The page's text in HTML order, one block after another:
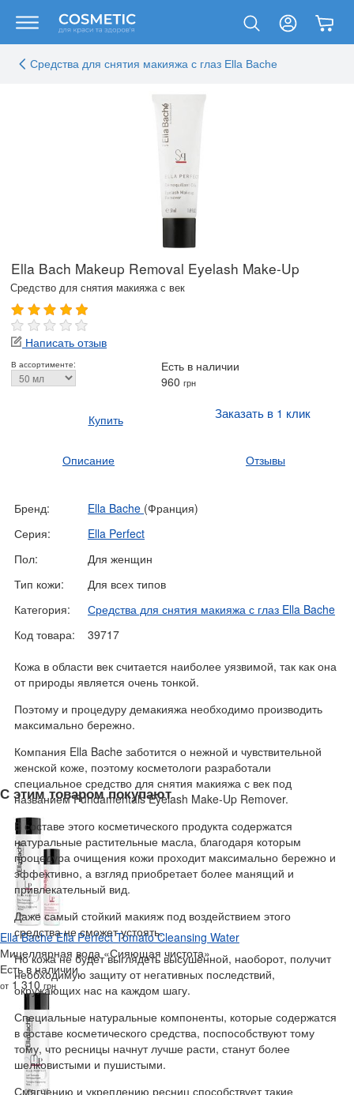
Средства для снятия макияжа с глаз Ella Bache
Ella Bach Makeup Removal Eyelash Make-Up
Средство для снятия макияжа с век
Написать отзыв
В ассортименте:
Есть в наличии
960 грн
Купить Заказать в 1 клик
Описание Отзывы
Бренд: Ella Bache (Франция)
Серия:
Ella Perfect
Пол:
Для женщин
Тип кожи:
Для всех типов
Категория:
Средства для снятия макияжа с глаз Ella Bache
Код товара:
39717
Кожа в области век считается наиболее уязвимой, так как она
от природы является очень тонкой.
Поэтому и процедуру демакияжа необходимо производить
максимально бережно.
Компания Ella Bache заботится о нежной и чувствительной
женской коже, поэтому косметологи разработали
специальное средство для снятия макияжа с век под
названием Fundamentals Eyelash Make-Up Remover.
В составе этого косметического продукта содержатся
натуральные растительные масла, благодаря которым
процедура очищения кожи проходит максимально бережно и
эффективно, а взгляд приобретает более манящий и
привлекательный вид.
Даже самый стойкий макияж под воздействием этого
средства не сможет устоять.
Но кожа не будет выглядеть высушенной, наоборот, получит
необходимую защиту от негативных последствий,
окружающих нас на каждом шагу.
Специальные натуральные компоненты, которые содержатся
в составе косметического средства, поспособствуют тому
тому, что ресницы начнут лучше расти, станут более
шелковистыми и пушистыми.
Смягчению и укреплению ресниц способствует такие
С этим товаром покупают
Ella Bache Ella Perfect Tomato Cleansing Water
Мицеллярная вода «Сияющая чистота»
Есть в наличии
от 1 310грн